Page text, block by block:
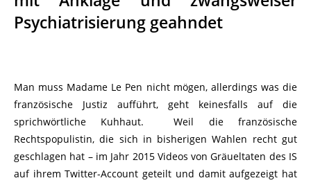
Psychiatrisierung geahndet
Man muss Madame Le Pen nicht mögen, allerdings was die
französische Justiz aufführt, geht keinesfalls auf die
sprichwörtliche Kuhhaut. Weil die französische
Rechtspopulistin, die sich in bisherigen Wahlen recht gut
geschlagen hat – im Jahr 2015 Videos von Gräueltaten des IS
auf ihrem Twitter-Account geteilt und damit aufgezeigt hat